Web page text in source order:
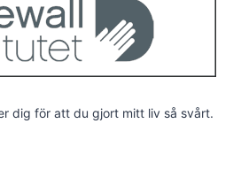
dig för att du gjort mitt liv så svårt.